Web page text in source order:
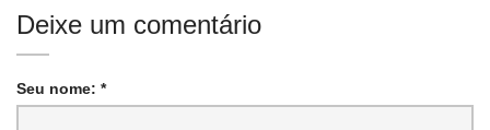
Deixe um comentário
Seu nome: *